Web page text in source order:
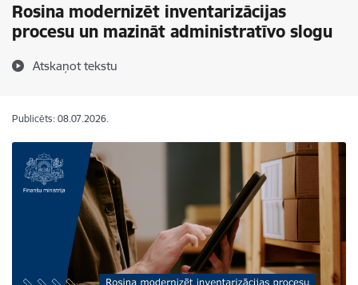
Rosina modernizēt inventarizācijas
procesu un mazināt administratīvo slogu
Atskaņot tekstu
Publicēts: 08.07.2026.